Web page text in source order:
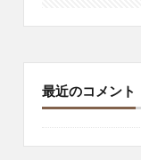
最近のコメント